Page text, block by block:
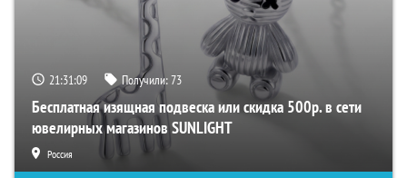
21:31:08 Получили:73
Бесплатная изящная подвеска или скидка 500р. в сети
ювелирных магазинов SUNLIGHT
Россия